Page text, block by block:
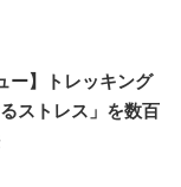
ー】トレッキング
ストレス」を数百